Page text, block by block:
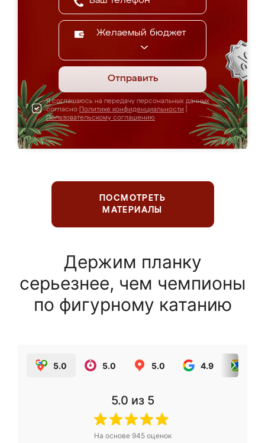
Желаемый бюджет
Отправить
Я соглашаюсь на передачу персональных данных
согласно Политике конфиденциальности
Пользовательскому соглашению
ПОСМОТРЕТЬ
МАТЕРИАЛЫ
Держим планку
серьезнее, чем чемпионы
по фигурному катанию
5.0 5.0 5.0 4.9
5.0 из 5
На основе 945оценок